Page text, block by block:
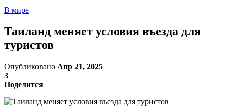
В мире
Таиланд меняет условия въезда для
туристов
Опубликовано Апр 21, 2025
3
Поделится